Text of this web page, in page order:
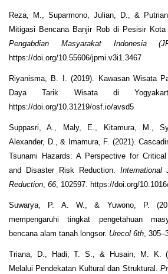
Reza, M., Suparmono, Julian, D., &
Mitigasi Bencana Banjir Rob di Pesisir Kota
Pengabdian Masyarakat Indonesia
https://doi.org/10.55606/jpmi.v3i1.3467
Riyanisma, B. I. (2019). Kawasan Wisata
Daya Tarik Wisata di
https://doi.org/10.31219/osf.io/avsd5
Suppasri, A., Maly, E., Kitamura, M.,
Alexander, D., & Imamura, F. (2021).
Tsunami Hazards: A Perspective for
and Disaster Risk Reduction.
Reduction, 66, 102597. https://doi.org/
Suwarya, P. A. W., & Yuwono, P.
mempengaruhi tingkat pengetahuan
bencana alam tanah longsor. Urecol 6th,
Triana, D., Hadi, T. S., & Husain, M. K.
Melalui Pendekatan Kultural dan Struktural.